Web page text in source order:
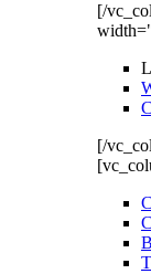
[/
[/